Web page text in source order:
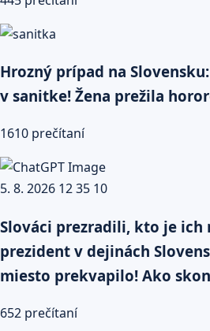
Hrozný prípad na
v sanitke! Žena prežila
1610 prečítaní
Slováci prezradili, kto je ich
prezident v dejinách
miesto prekvapilo! Ako
652 prečítaní